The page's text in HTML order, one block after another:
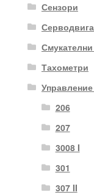
Сензори
Тахометри
206
207
3008 I
301
307 II